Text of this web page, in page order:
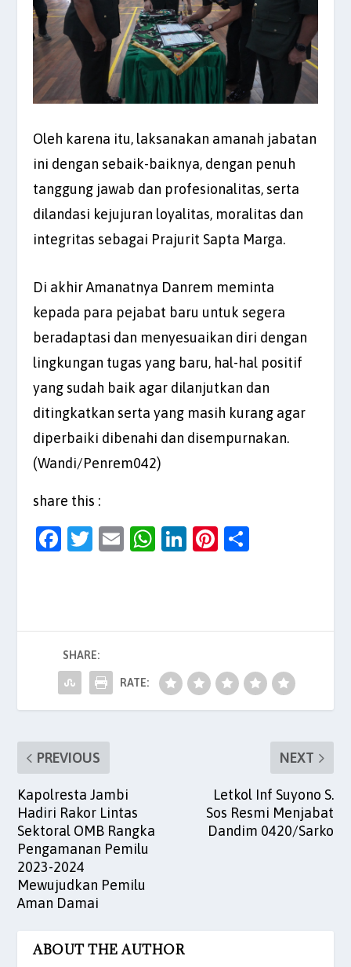
Oleh karena itu, laksanakan amanah jabatan
ini dengan sebaik-baiknya, dengan penuh
tanggung jawab dan profesionalitas, serta
dilandasi kejujuran loyalitas, moralitas dan
integritas sebagai Prajurit Sapta Marga.
Di akhir Amanatnya Danrem meminta
kepada para pejabat baru untuk segera
beradaptasi dan menyesuaikan diri dengan
lingkungan tugas yang baru, hal-hal positif
yang sudah baik agar dilanjutkan dan
ditingkatkan serta yang masih kurang agar
diperbaiki dibenahi dan disempurnakan.
(Wandi/Penrem042)
share this :
F
b
o
o
k
T
E
W
A
p
p
Li
dI
n
Pi
t
SHARE:
RATE:
PREVIOUS
Kapolresta Jambi
Hadiri Rakor Lintas
Sektoral OMB Rangka
Pengamanan Pemilu
2023-2024
Mewujudkan Pemilu
Aman Damai
NEXT
Letkol Inf Suyono S.
Sos Resmi Menjabat
Dandim 0420/Sarko
ABOUT THE AUTHOR